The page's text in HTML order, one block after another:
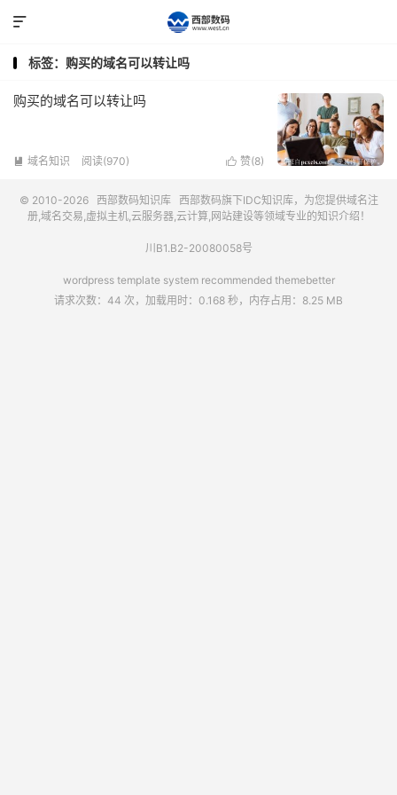

标签：购买的域名可以转让吗
购买的域名可以转让吗
 域名知识 阅读(970)  赞(8)
© 2010-2026 西部数码知识库 西部数码旗下IDC知识库，为您提供域名注
册,域名交易,虚拟主机,云服务器,云计算,网站建设等领域专业的知识介绍！
川B1.B2-20080058号
wordpress template system recommended themebetter
请求次数：44 次，加载用时：0.168 秒，内存占用：8.25 MB